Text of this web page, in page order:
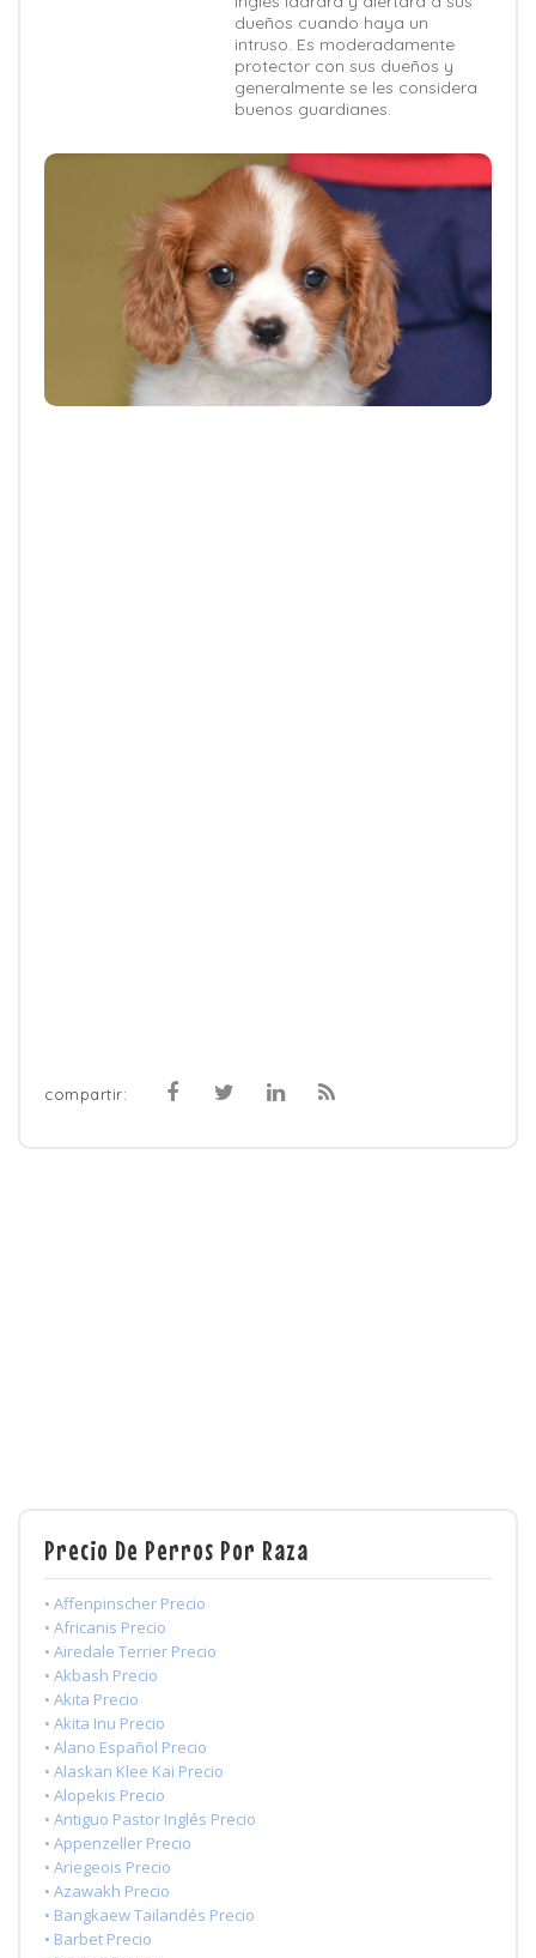
dueños cuando haya un
intruso. Es moderadamente
protector con sus dueños y
generalmente se les considera
buenos guardianes.
compartir:
Precio De Perros Por Raza
• Affenpinscher Precio
• Africanis Precio
• Airedale Terrier Precio
• Akbash Precio
• Akita Precio
• Akita Inu Precio
• Alano Español Precio
• Alaskan Klee Kai Precio
• Alopekis Precio
• Antiguo Pastor Inglés Precio
• Appenzeller Precio
• Ariegeois Precio
• Azawakh Precio
• Bangkaew Tailandés Precio
• Barbet Precio